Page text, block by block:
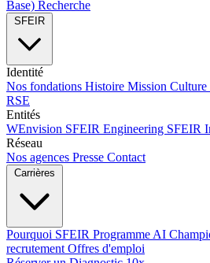
Base) Recherche
SFEIR
Identité
Nos fondations Histoire Mission Culture
RSE
Entités
WEnvision SFEIR Engineering SFEIR
Réseau
Nos agences Presse Contact
Carrières
Pourquoi SFEIR Programme AI
recrutement Offres d'emploi